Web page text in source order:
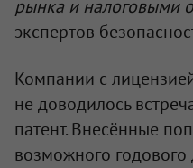
рынка и налоговыми
экспертов
Компании с
не доводилось
патент. Внесённые
возможного